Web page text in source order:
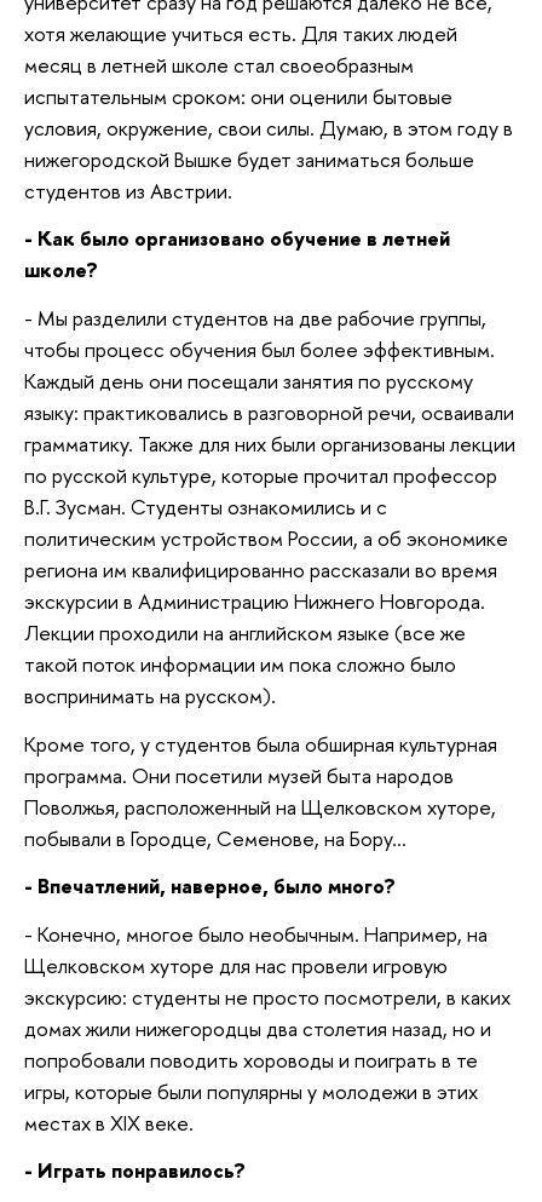
хотя желающие учиться есть. Для таких людей
месяц в летней школе стал своеобразным
испытательным сроком: они оценили бытовые
условия, окружение, свои силы. Думаю, в этом году в
нижегородской Вышке будет заниматься больше
студентов из Австрии.
- Как было организовано обучение в летней
школе?
- Мы разделили студентов на две рабочие группы,
чтобы процесс обучения был более эффективным.
Каждый день они посещали занятия по русскому
языку: практиковались в разговорной речи, осваивали
грамматику. Также для них были организованы лекции
по русской культуре, которые прочитал профессор
В.Г. Зусман. Студенты ознакомились и с
политическим устройством России, а об экономике
региона им квалифицированно рассказали во время
экскурсии в Администрацию Нижнего Новгорода.
Лекции проходили на английском языке (все же
такой поток информации им пока сложно было
воспринимать на русском).
Кроме того, у студентов была обширная культурная
программа. Они посетили музей быта народов
Поволжья, расположенный на Щелковском хуторе,
побывали в Городце, Семенове, на Бору…
- Впечатлений, наверное, было много?
- Конечно, многое было необычным. Например, на
Щелковском хуторе для нас провели игровую
экскурсию: студенты не просто посмотрели, в каких
домах жили нижегородцы два столетия назад, но и
попробовали поводить хороводы и поиграть в те
игры, которые были популярны у молодежи в этих
местах в XIX веке.
- Играть понравилось?